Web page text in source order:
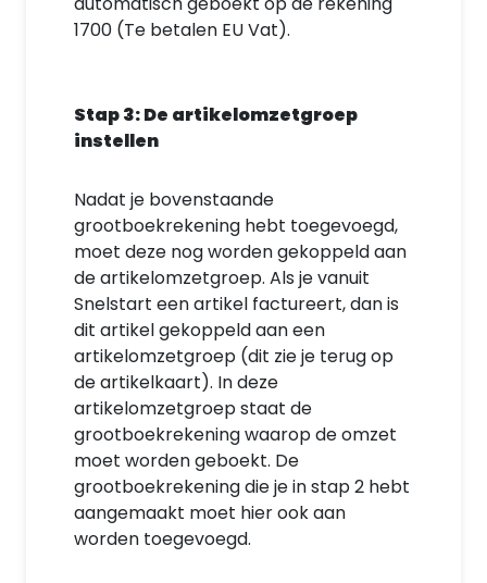
1700 (Te betalen EU Vat).
Stap 3: De artikelomzetgroep
instellen
Nadat je bovenstaande
grootboekrekening hebt toegevoegd,
moet deze nog worden gekoppeld aan
de artikelomzetgroep. Als je vanuit
Snelstart een artikel factureert, dan is
dit artikel gekoppeld aan een
artikelomzetgroep (dit zie je terug op
de artikelkaart). In deze
artikelomzetgroep staat de
grootboekrekening waarop de omzet
moet worden geboekt. De
grootboekrekening die je in stap 2 hebt
aangemaakt moet hier ook aan
worden toegevoegd.